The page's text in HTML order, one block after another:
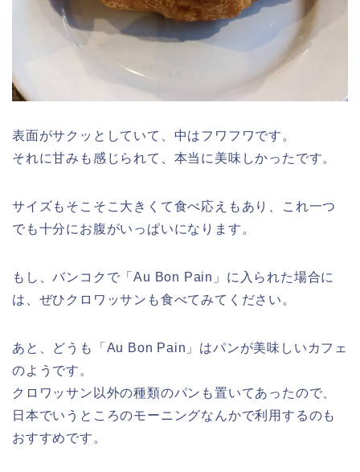
表面がサクッとしていて、中はフワフワです。
それに甘みも感じられて、本当に美味しかったです。
サイズもそこそこ大きくて食べ応えもあり、これ一つ
でも十分にお腹がいっぱいになります。
もし、バンコクで「Au Bon Pain」に入られた場合に
は、ぜひクロワッサンも食べてみてください。
あと、どうも「Au Bon Pain」はパンが美味しいカフェ
のようです。
クロワッサン以外の種類のパンも置いてあったので、
日本でいうところのモーニングなんかで利用するのも
おすすめです。